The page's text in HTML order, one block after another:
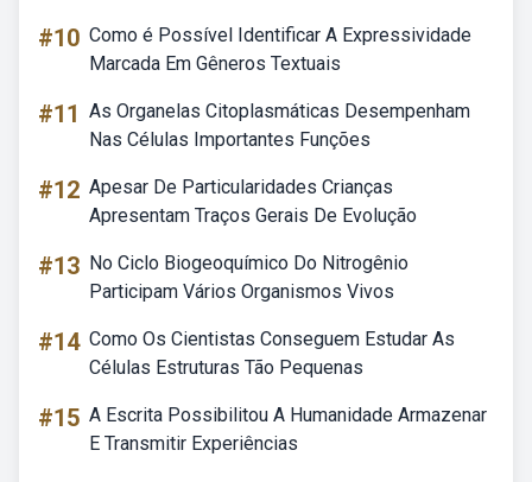
#10 Como é Possível Identificar A Expressividade
Marcada Em Gêneros Textuais
#11 As Organelas Citoplasmáticas Desempenham
Nas Células Importantes Funções
#12 Apesar De Particularidades Crianças
Apresentam Traços Gerais De Evolução
#13 No Ciclo Biogeoquímico Do Nitrogênio
Participam Vários Organismos Vivos
#14 Como Os Cientistas Conseguem Estudar As
Células Estruturas Tão Pequenas
#15 A Escrita Possibilitou A Humanidade Armazenar
E Transmitir Experiências